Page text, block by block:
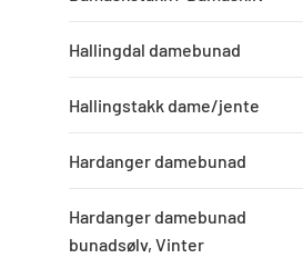
Hallingdal damebunad
Hallingstakk dame/jente
Hardanger damebunad
Hardanger damebunad
bunadsølv, Vinter